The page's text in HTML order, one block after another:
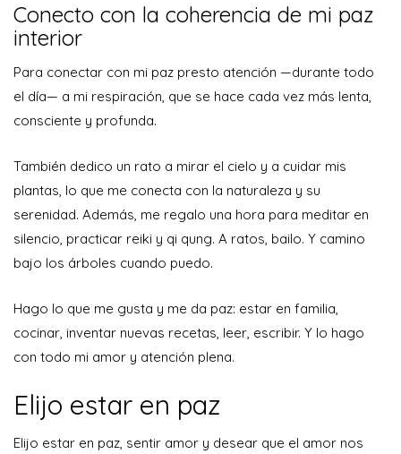
Conecto con la coherencia de mi paz
interior
Para conectar con mi paz presto atención —durante todo
el día— a mi respiración, que se hace cada vez más lenta,
consciente y profunda.
También dedico un rato a mirar el cielo y a cuidar mis
plantas, lo que me conecta con la naturaleza y su
serenidad. Además, me regalo una hora para meditar en
silencio, practicar reiki y qi qung. A ratos, bailo. Y camino
bajo los árboles cuando puedo.
Hago lo que me gusta y me da paz: estar en familia,
cocinar, inventar nuevas recetas, leer, escribir. Y lo hago
con todo mi amor y atención plena.
Elijo estar en paz
Elijo estar en paz, sentir amor y desear que el amor nos